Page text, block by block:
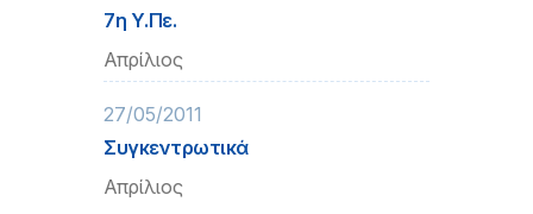
7η Υ.Πε.
Απρίλιος
27/05/2011
Συγκεντρωτικά
Απρίλιος